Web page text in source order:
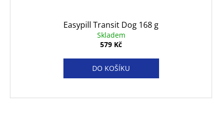
Easypill Transit Dog 168 g
Skladem
579 Kč
DO KOŠÍKU